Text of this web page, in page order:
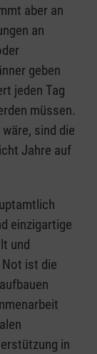
aber an
an
geben
jeden Tag
müssen.
sind die
Jahre auf
einzigartige
und
ist die
in